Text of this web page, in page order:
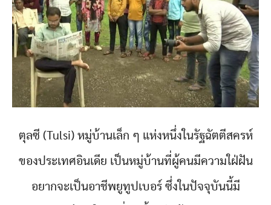
ตุลซี (Tulsi) หมู่บ้านเล็ก ๆ แห่งหนึ่งในรัฐฉัตตีสครห์
ของประเทศอินเดีย เป็นหมู่บ้านที่ผู้คนมีความใฝ่ฝัน
อยากจะเป็นอาชีพยูทูปเบอร์ ซึ่งในปัจจุบันนี้มี